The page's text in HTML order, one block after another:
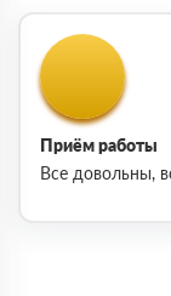
Приём работы
Все довольны,